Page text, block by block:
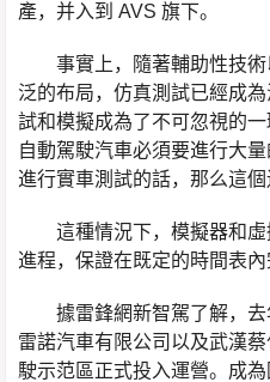
產，并入到 AVS 旗下。
事實上，隨著輔助性技
泛的布局，仿真測試已經成
試和模擬成為了不可忽視的
自動駕駛汽車必須要進行大
進行實車測試的話，那么這個
這種情況下，模擬器和
進程，保證在既定的時間表內
據雷鋒網新智駕了解，
雷諾汽車有限公司以及武漢
駛示范區正式投入運營。成